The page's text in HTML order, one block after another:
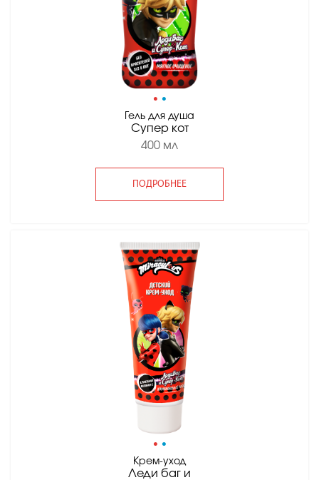
• •
Гель для душа
Супер кот
400 мл
ПОДРОБНЕЕ
• •
Крем-уход
Леди баг и